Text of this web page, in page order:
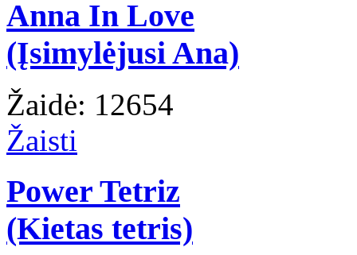
Anna In Love
(Įsimylėjusi Ana)
Žaidė: 12654
Žaisti
Power Tetriz
(Kietas tetris)